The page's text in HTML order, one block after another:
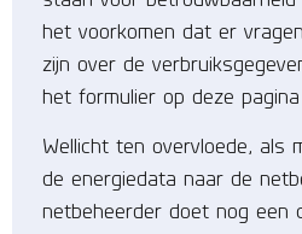
het voorkomen dat er
zijn over de
het formulier op deze pagina
Wellicht ten overvloede, als
de energiedata naar de
netbeheerder doet nog een